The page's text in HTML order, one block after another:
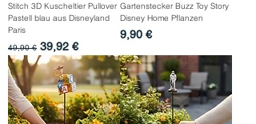
Stitch 3D Kuscheltier Pullover
Pastell blau aus Disneyland
Paris
Standardpreis
49,90 € Sale-Preis
39,92 €
Gartenstecker Buzz Toy Story
Disney Home Pflanzen
Preis
9,90 €